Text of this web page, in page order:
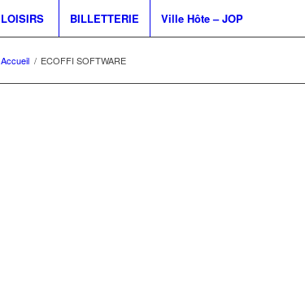
LOISIRS BILLETTERIE Ville Hôte – JOP
Accueil / ECOFFI SOFTWARE